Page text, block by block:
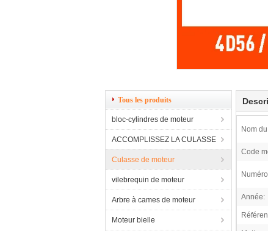
Tous les produits
bloc-cylindres de moteur
ACCOMPLISSEZ LA CULASSE
Culasse de moteur
vilebrequin de moteur
Arbre à cames de moteur
Moteur bielle
Nom
Code
Année: